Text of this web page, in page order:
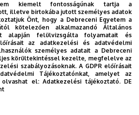
4032 Debrecen, Egyetem tér
1.
Főépület (Egyetem téri
Campus)
2. emelet, 232/a (oktatói
kiemelt fontosságúnak tartja a
illetve birtokába jutott személyes adatok
Önt, hogy a Debreceni Egyetem a
kötelezően alkalmazandó Általános
alapján felülvizsgálta folyamatait és
az adatkezelési és adatvédelmi
személyes adatait a Debreceni
körültekintéssel kezelte, megfelelve az
szabályozásoknak. A GDPR előírásait
Tájékoztatónkat, amelyet az
olvashat el:Adatkezelési tájékoztató. DE